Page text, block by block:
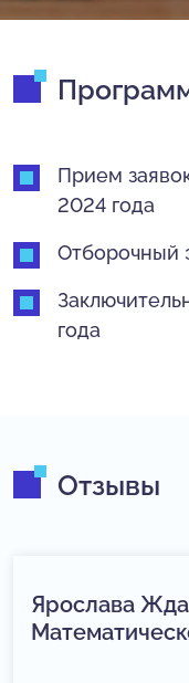
Прием
2024 года
Отборочный
года
Отзывы
Ярослава